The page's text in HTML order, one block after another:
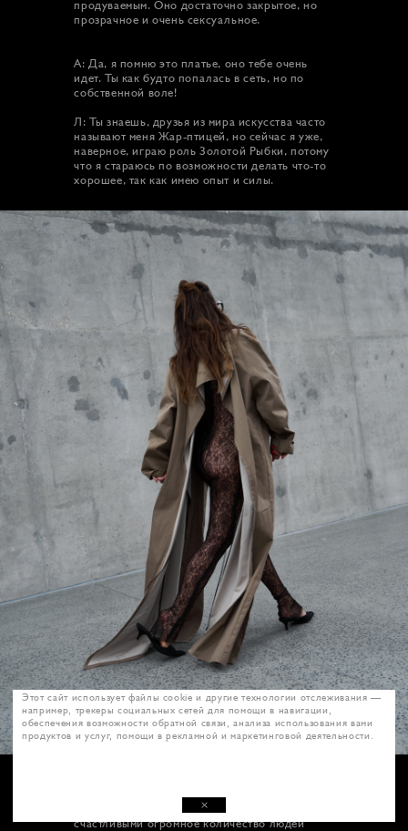
продуваемым. Оно достаточно закрытое, но
прозрачное и очень сексуальное.
А: Да, я помню это платье, оно тебе очень
идет. Ты как будто попалась в сеть, но по
собственной воле!
Л: Ты знаешь, друзья из мира искусства часто
называют меня Жар-птицей, но сейчас я уже,
наверное, играю роль Золотой Рыбки, потому
что я стараюсь по возможности делать что-то
хорошее, так как имею опыт и силы.
констатировать факт, что у тебя это
превосходно получается. Ты делаешь
счастливыми огромное количество людей
Этот сайт использует файлы cookie и другие технологии отслеживания —
например, трекеры социальных сетей для помощи в навигации,
обеспечения возможности обратной связи, анализа использования вами
продуктов и услуг, помощи в рекламной и маркетинговой деятельности.